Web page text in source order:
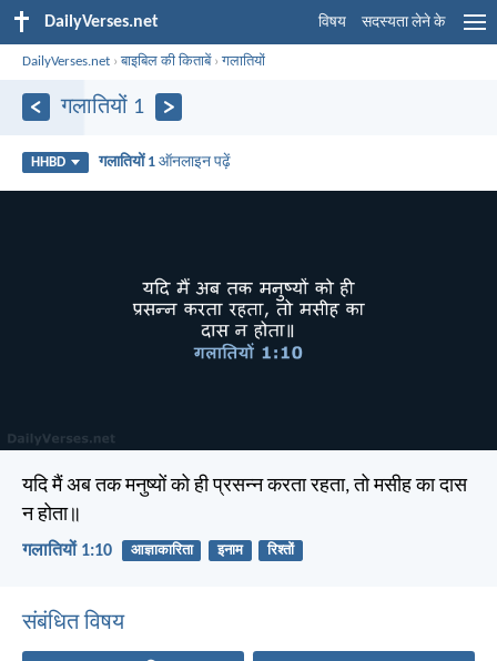
DailyVerses.net विषय सदस्यता लेने के
DailyVerses.net ›बाइबिल की किताबें›गलातियों
गलातियों 1
HHBD गलातियों 1 ऑनलाइन पढ़ें
यदि मैं अब तक मनुष्यों को ही प्रसन्न करता रहता, तो मसीह का दास
न होता॥
गलातियों 1:10 आज्ञाकारिता इनाम रिश्तों
संबंधित विषय